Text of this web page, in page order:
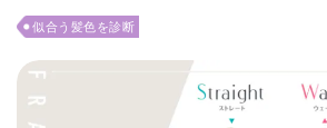
似合う髪色を診断